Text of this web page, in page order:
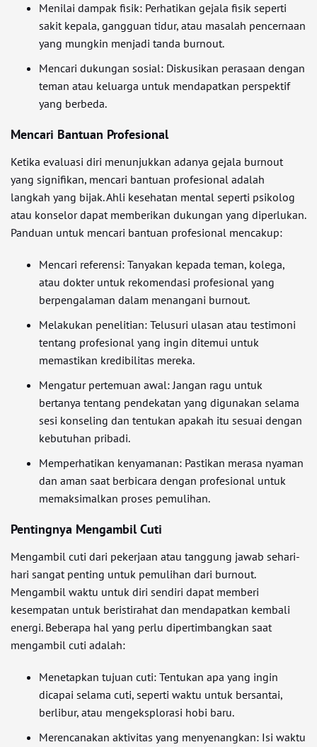
Menilai dampak fisik: Perhatikan gejala fisik seperti
sakit kepala, gangguan tidur, atau masalah pencernaan
yang mungkin menjadi tanda burnout.
Mencari dukungan sosial: Diskusikan perasaan dengan
teman atau keluarga untuk mendapatkan perspektif
yang berbeda.
Mencari Bantuan Profesional
Ketika evaluasi diri menunjukkan adanya gejala burnout
yang signifikan, mencari bantuan profesional adalah
langkah yang bijak. Ahli kesehatan mental seperti psikolog
atau konselor dapat memberikan dukungan yang diperlukan.
Panduan untuk mencari bantuan profesional mencakup:
Mencari referensi: Tanyakan kepada teman, kolega,
atau dokter untuk rekomendasi profesional yang
berpengalaman dalam menangani burnout.
Melakukan penelitian: Telusuri ulasan atau testimoni
tentang profesional yang ingin ditemui untuk
memastikan kredibilitas mereka.
Mengatur pertemuan awal: Jangan ragu untuk
bertanya tentang pendekatan yang digunakan selama
sesi konseling dan tentukan apakah itu sesuai dengan
kebutuhan pribadi.
Memperhatikan kenyamanan: Pastikan merasa nyaman
dan aman saat berbicara dengan profesional untuk
memaksimalkan proses pemulihan.
Pentingnya Mengambil Cuti
Mengambil cuti dari pekerjaan atau tanggung jawab sehari-
hari sangat penting untuk pemulihan dari burnout.
Mengambil waktu untuk diri sendiri dapat memberi
kesempatan untuk beristirahat dan mendapatkan kembali
energi. Beberapa hal yang perlu dipertimbangkan saat
mengambil cuti adalah:
Menetapkan tujuan cuti: Tentukan apa yang ingin
dicapai selama cuti, seperti waktu untuk bersantai,
berlibur, atau mengeksplorasi hobi baru.
Merencanakan aktivitas yang menyenangkan: Isi waktu